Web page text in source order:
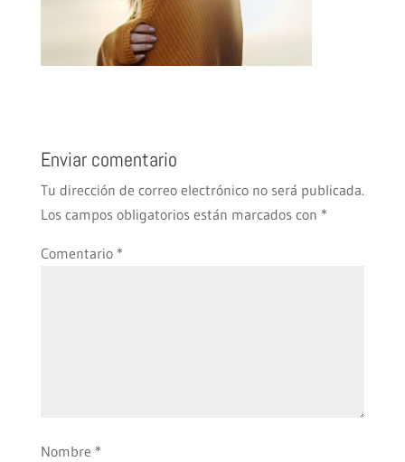
Enviar comentario
Tu dirección de correo electrónico no será publicada.
Los campos obligatorios están marcados con *
Comentario *
Nombre *